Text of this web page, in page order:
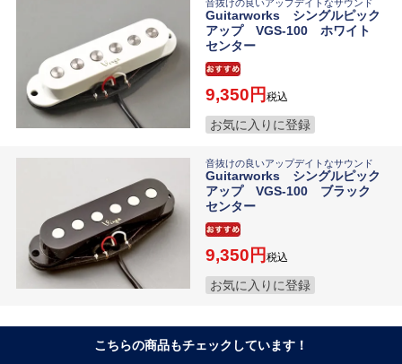
音抜けの良いアップデイトなサウンド
Guitarworks シングルピック
アップ VGS-100 ホワイト
センター
9,350 税込
お気に入りに登録
音抜けの良いアップデイトなサウンド
Guitarworks シングルピック
アップ VGS-100 ブラック
センター
9,350 税込
お気に入りに登録
こちらの商品もチェックしています！